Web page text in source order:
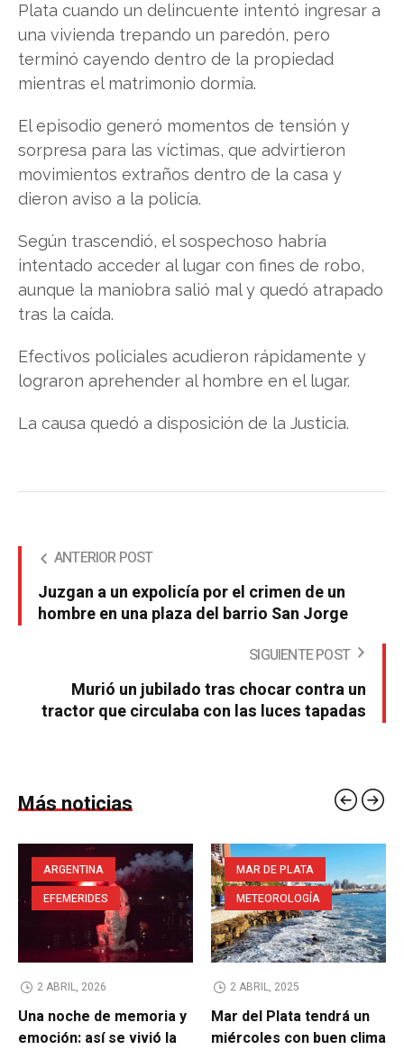
Plata cuando un delincuente intentó ingresar a
una vivienda trepando un paredón, pero
terminó cayendo dentro de la propiedad
mientras el matrimonio dormía.
El episodio generó momentos de tensión y
sorpresa para las víctimas, que advirtieron
movimientos extraños dentro de la casa y
dieron aviso a la policía.
Según trascendió, el sospechoso habría
intentado acceder al lugar con fines de robo,
aunque la maniobra salió mal y quedó atrapado
tras la caída.
Efectivos policiales acudieron rápidamente y
lograron aprehender al hombre en el lugar.
La causa quedó a disposición de la Justicia.
ANTERIOR POST
Juzgan a un expolicía por el crimen de un
hombre en una plaza del barrio San Jorge
SIGUIENTE POST
Murió un jubilado tras chocar contra un
tractor que circulaba con las luces tapadas
Más noticias
ARGENTINA
EFEMERIDES
2 ABRIL, 2026
Una noche de memoria y
emoción: así se vivió la
MAR DE PLATA
METEOROLOGÍA
2 ABRIL, 2025
Mar del Plata tendrá un
miércoles con buen clima